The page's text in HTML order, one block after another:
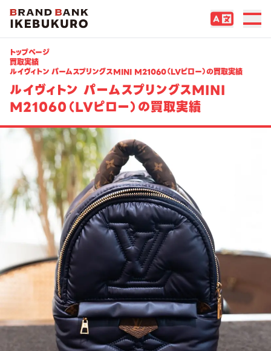
トップページ
買取実績
ルイヴィトン パームスプリングスMINI M21060（LVピロー）の買取実績
ルイヴィトン パームスプリングスMINI
M21060（LVピロー）の買取実績